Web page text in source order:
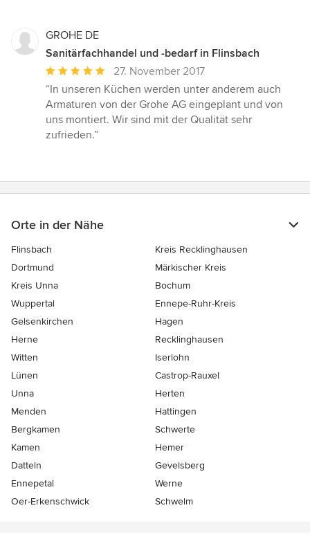
GROHE DE
Sanitärfachhandel und -bedarf in Flinsbach
Durchschnittliche
Bewertung:
5
von
5
27. November 2017
“In unseren Küchen werden unter anderem auch
Armaturen von der Grohe AG eingeplant und von
uns montiert. Wir sind mit der Qualität sehr
zufrieden.”
Orte in der Nähe
Flinsbach
Kreis Recklinghausen
Dortmund
Märkischer Kreis
Kreis Unna
Bochum
Wuppertal
Ennepe-Ruhr-Kreis
Gelsenkirchen
Hagen
Herne
Recklinghausen
Witten
Iserlohn
Lünen
Castrop-Rauxel
Unna
Herten
Menden
Hattingen
Bergkamen
Schwerte
Kamen
Hemer
Datteln
Gevelsberg
Ennepetal
Werne
Oer-Erkenschwick
Schwelm